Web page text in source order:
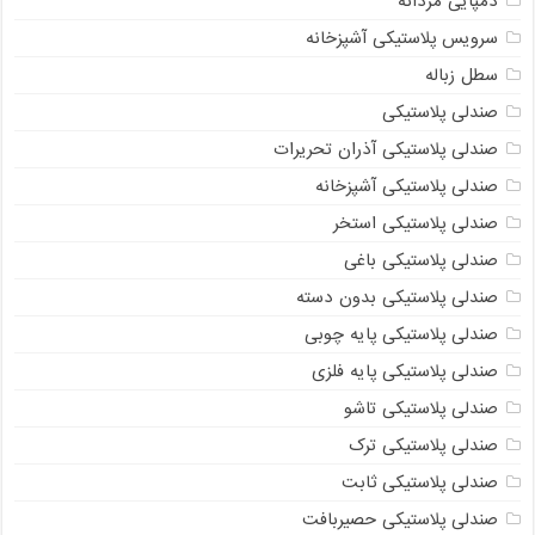
سرویس پلاستیکی آشپزخانه
سطل زباله
صندلی پلاستیکی
صندلی پلاستیکی آذران تحریرات
صندلی پلاستیکی آشپزخانه
صندلی پلاستیکی استخر
صندلی پلاستیکی باغی
صندلی پلاستیکی بدون دسته
صندلی پلاستیکی پایه چوبی
صندلی پلاستیکی پایه فلزی
صندلی پلاستیکی تاشو
صندلی پلاستیکی ترک
صندلی پلاستیکی ثابت
صندلی پلاستیکی حصیربافت